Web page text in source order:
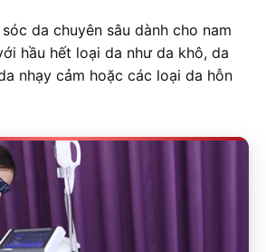
da chuyên sâu dành cho nam
hầu hết loại da như da khô, da
nhạy cảm hoặc các loại da hỗn